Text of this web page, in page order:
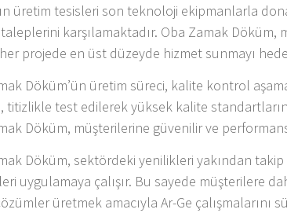
üretim tesisleri son teknoloji ekipmanlarla
karşılamaktadır. Oba Zamak
projede en üst düzeyde hizmet sunmayı
Döküm’ün üretim süreci, kalite kontrol
titizlikle test edilerek yüksek kalite
Döküm, müşterilerine güvenilir ve
Döküm, sektördeki yenilikleri yakından
uygulamaya çalışır. Bu sayede müşterilere
üretmek amacıyla Ar-Ge çalışmalarını